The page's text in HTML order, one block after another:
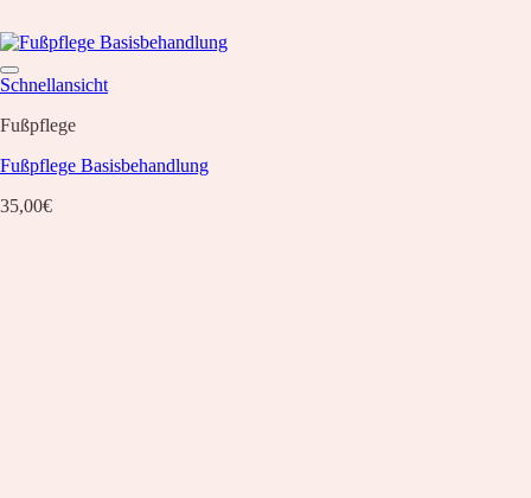
Schnellansicht
Fußpflege
Fußpflege Basisbehandlung
35,00€